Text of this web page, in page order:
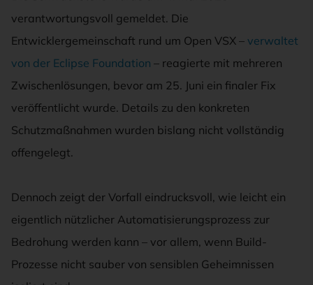
verantwortungsvoll gemeldet. Die
Entwicklergemeinschaft rund um Open VSX – verwaltet
von der Eclipse Foundation – reagierte mit mehreren
Zwischenlösungen, bevor am 25. Juni ein finaler Fix
veröffentlicht wurde. Details zu den konkreten
Schutzmaßnahmen wurden bislang nicht vollständig
offengelegt.
Dennoch zeigt der Vorfall eindrucksvoll, wie leicht ein
eigentlich nützlicher Automatisierungsprozess zur
Bedrohung werden kann – vor allem, wenn Build-
Prozesse nicht sauber von sensiblen Geheimnissen